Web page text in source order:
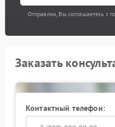
Отправляя, Вы соглашаетесь с
Заказать
Контактный телефон: